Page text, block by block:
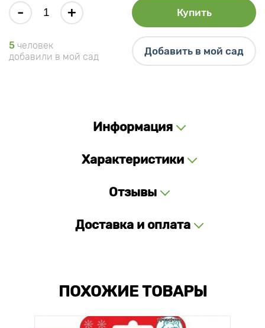
- + Купить
5 человек
добавили в мой сад
Добавить в мой сад
Информация
Характеристики
Отзывы
Доставка и оплата
ПОХОЖИЕ ТОВАРЫ